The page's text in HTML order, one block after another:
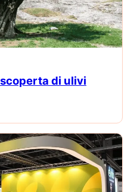
di ulivi